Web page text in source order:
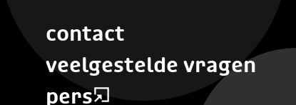
contact
veelgestelde vragen
pers